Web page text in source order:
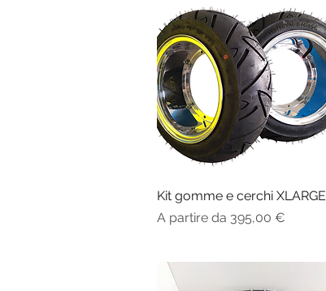
Vista rapida
Kit gomme e cerchi XLARGE
A partire da 395,00 €
Prezzo scontato